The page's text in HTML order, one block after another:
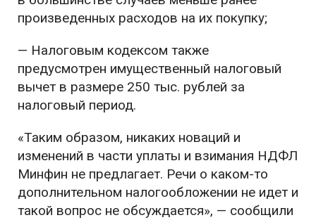
произведенных расходов на их покупку;
— Налоговым кодексом также
предусмотрен имущественный налоговый
вычет в размере 250 тыс. рублей за
налоговый период.
«Таким образом, никаких новаций и
изменений в части уплаты и взимания НДФЛ
Минфин не предлагает. Речи о каком-то
дополнительном налогообложении не идет и
такой вопрос не обсуждается», — сообщили